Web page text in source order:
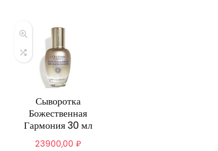
Сыворотка
Божественная
Гармония 30 мл
23900,00 ₽